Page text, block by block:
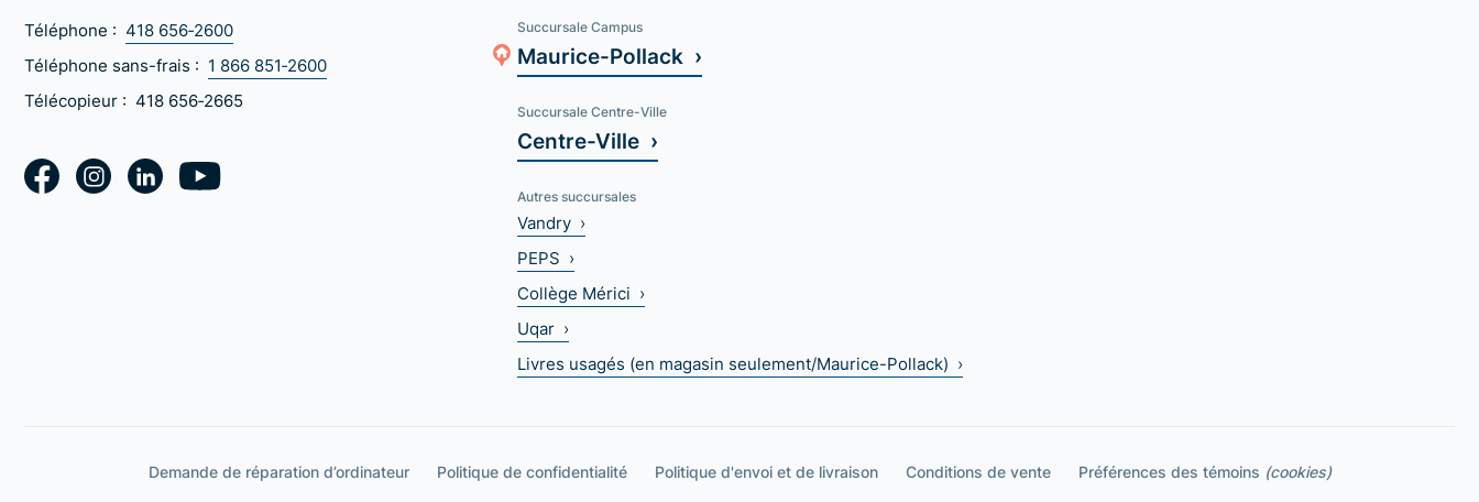
Téléphone : 418 656‑2600
Téléphone sans-frais : 1 866 851‑2600
Télécopieur : 418 656‑2665
Succursale Campus
Maurice-Pollack ›
Succursale Centre-Ville
Centre-Ville ›
Autres succursales
Vandry ›
PEPS ›
Collège Mérici ›
Uqar ›
Livres usagés (en magasin seulement/Maurice-Pollack) ›
Demande de réparation d’ordinateur Politique de confidentialité Politique d'envoi et de livraison Conditions de vente Préférences des témoins (cookies)